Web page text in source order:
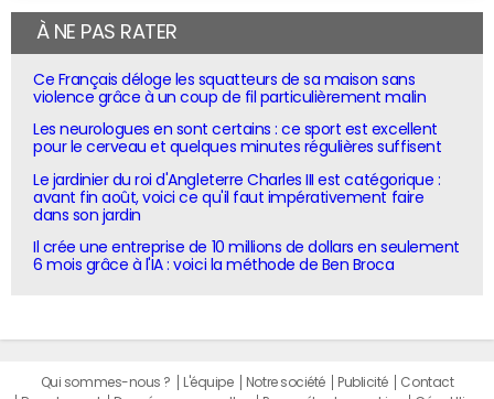
À NE PAS RATER
Ce Français déloge les squatteurs de sa maison sans
violence grâce à un coup de fil particulièrement malin
Les neurologues en sont certains : ce sport est excellent
pour le cerveau et quelques minutes régulières suffisent
Le jardinier du roi d'Angleterre Charles III est catégorique :
avant fin août, voici ce qu'il faut impérativement faire
dans son jardin
Il crée une entreprise de 10 millions de dollars en seulement
6 mois grâce à l'IA : voici la méthode de Ben Broca
Qui sommes-nous ? L'équipe Notre société Publicité
Contact